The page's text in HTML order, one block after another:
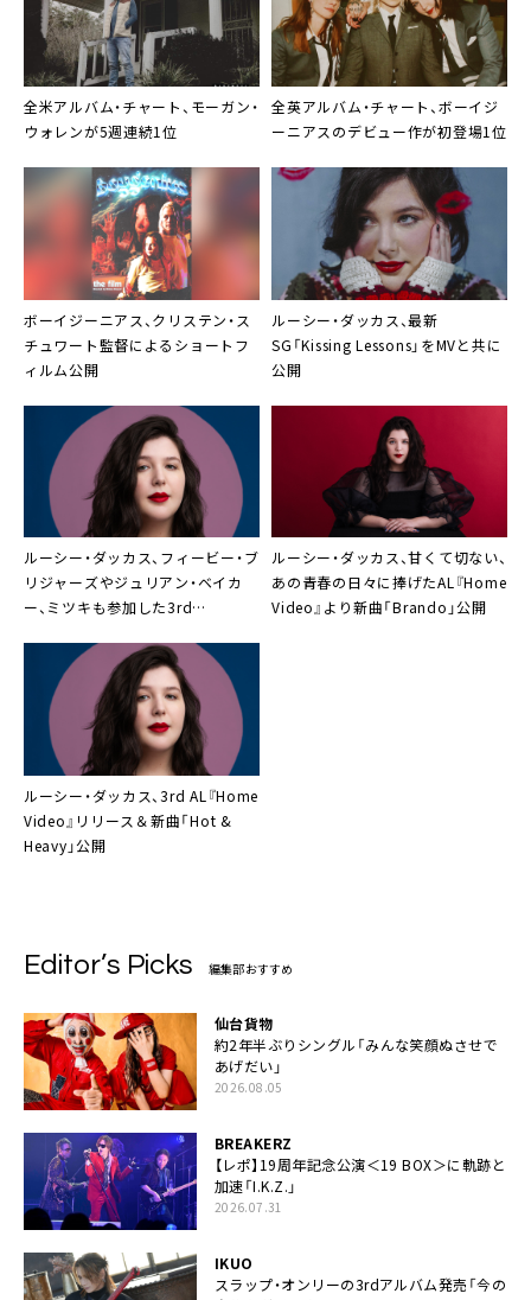
全米アルバム・チャート、モーガン・
ウォレンが5週連続1位
全英アルバム・チャート、ボーイジ
ーニアスのデビュー作が初登場1位
ボーイジーニアス、クリステン・ス
チュワート監督によるショートフ
ィルム公開
ルーシー・ダッカス 、最新
SG「Kissing Lessons」をMVと共に
公開
ルーシー・ダッカス、フィービー・ブ
リジャーズやジュリアン・ベイカ
ー、ミツキも参加した3rd
ルーシー・ダッカス 、甘くて切ない、
あの青春の日々に捧げたAL『Home
Video』より新曲「Brando」公開
ルーシー・ダッカス、3rd AL『Home
Video』リリース＆新曲「Hot &
Heavy」公開
Editor’s Picks 編集部おすすめ
仙台貨物
約2年半ぶりシングル「みんな笑顔ぬさせで
あげだい」
2026.08.05
BREAKERZ
【レポ】19周年記念公演＜19 BOX＞に軌跡と
加速「I.K.Z.」
2026.07.31
IKUO
スラップ・オンリーの3rdアルバム発売「今の